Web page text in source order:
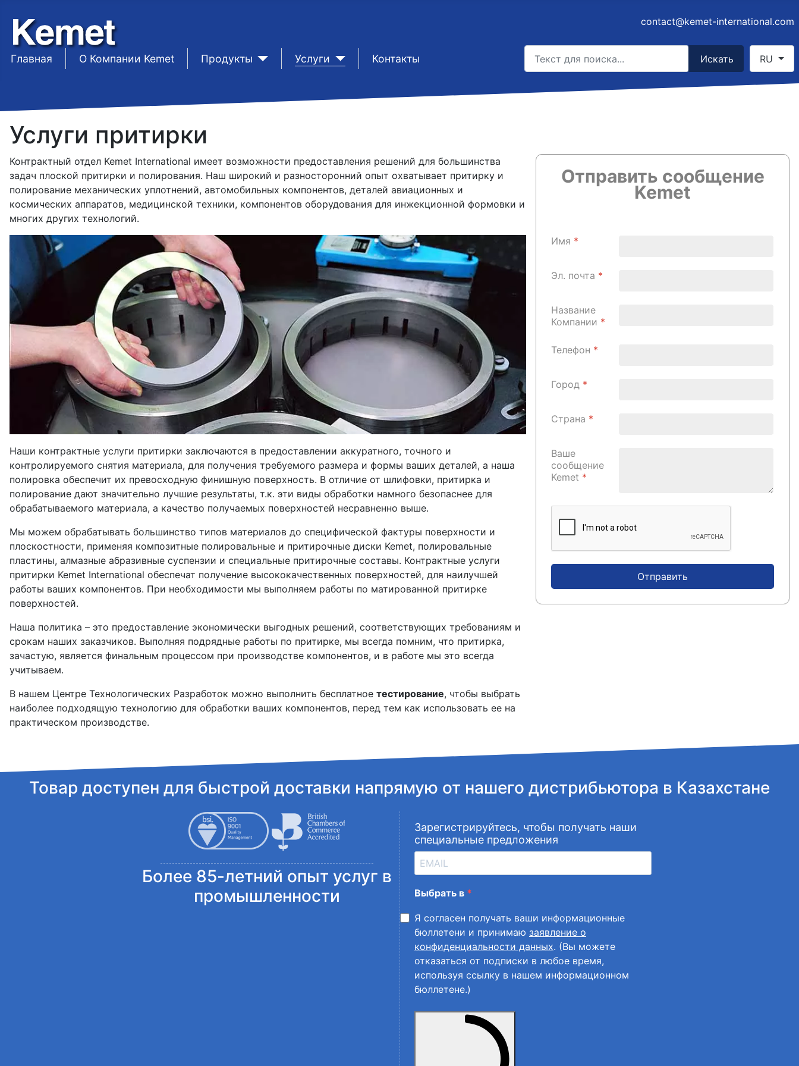
contact@kemet-international.com
Главная sep1О Компании Kemet sep1Продукты sep1Услуги sep1Контакты Искать RU
Услуги притирки
Контрактный отдел Kemet International имеет возможности предоставления решений для большинства
задач плоской притирки и полирования. Наш широкий и разносторонний опыт охватывает притирку и
полирование механических уплотнений, автомобильных компонентов, деталей авиационных и
космических аппаратов, медицинской техники, компонентов оборудования для инжекционной формовки и
многих других технологий.
Наши контрактные услуги притирки заключаются в предоставлении аккуратного, точного и
контролируемого снятия материала, для получения требуемого размера и формы ваших деталей, а наша
полировка обеспечит их превосходную финишную поверхность. В отличие от шлифовки, притирка и
полирование дают значительно лучшие результаты, т.к. эти виды обработки намного безопаснее для
обрабатываемого материала, а качество получаемых поверхностей несравненно выше.
Мы можем обрабатывать большинство типов материалов до специфической фактуры поверхности и
плоскостности, применяя композитные полировальные и притирочные диски Kemet, полировальные
пластины, алмазные абразивные суспензии и специальные притирочные составы. Контрактные услуги
притирки Kemet International обеспечат получение высококачественных поверхностей, для наилучшей
работы ваших компонентов. При необходимости мы выполняем работы по матированной притирке
поверхностей.
Наша политика – это предоставление экономически выгодных решений, соответствующих требованиям и
срокам наших заказчиков. Выполняя подрядные работы по притирке, мы всегда помним, что притирка,
зачастую, является финальным процессом при производстве компонентов, и в работе мы это всегда
учитываем.
В нашем Центре Технологических Разработок можно выполнить бесплатное тестирование, чтобы выбрать
наиболее подходящую технологию для обработки ваших компонентов, перед тем как использовать ее на
практическом производстве.
Отправить сообщение
Kemet
Имя *
Эл. почта *
Название
Компании *
Телефон *
Город *
Страна *
Ваше
сообщение
Kemet *
Отправить
Товар доступен для быстрой доставки напрямую от нашего дистрибьютора в Казахстане
Более 85-летний опыт услуг в
промышленности
Зарегистрируйтесь, чтобы получать наши
специальные предложения
Выбрать в
Я согласен получать ваши информационные
бюллетени и принимаю заявление о
конфиденциальности данных. (Вы можете
отказаться от подписки в любое время,
используя ссылку в нашем информационном
бюллетене.)